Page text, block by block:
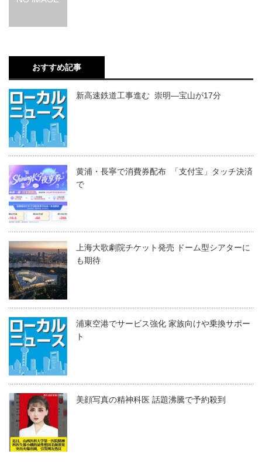
おすすめ記事
新高速鉄道工事進む 崇明―宝山が17分
黄浦・長寧で消費券配布 「支付宝」タッチ決済
で
上海大歌劇院チケット発売 ドーム型シアターに
も期待
浦東空港でサービス強化 家族向けや乗換サポー
ト
美顔写真の精神科医 話題沸騰で予約殺到